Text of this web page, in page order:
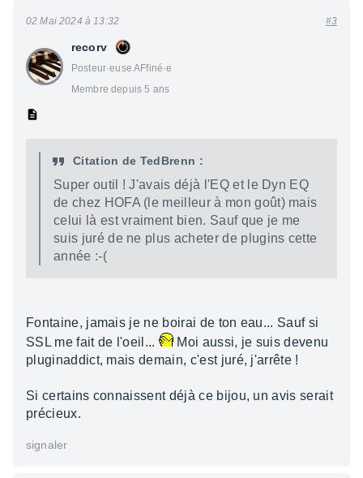
recorv
Posteur·euse AFfiné·e
Membre depuis 5 ans
02 Mai 2024 à 13:32 #3
Citation de TedBrenn :
Super outil ! J'avais déjà l'EQ et le Dyn EQ
de chez HOFA (le meilleur à mon goût) mais
celui là est vraiment bien. Sauf que je me
suis juré de ne plus acheter de plugins cette
année :-(
Fontaine, jamais je ne boirai de ton eau... Sauf si
SSL me fait de l'oeil...
Moi aussi, je suis devenu
pluginaddict, mais demain, c'est juré, j'arrête !
Si certains connaissent déjà ce bijou, un avis serait
précieux.
signaler